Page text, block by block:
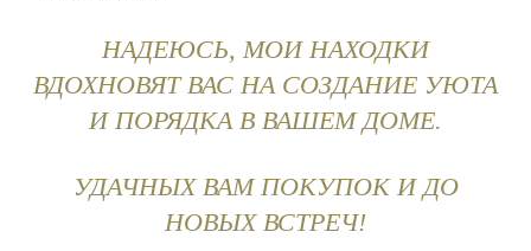
НАДЕЮСЬ, МОИ НАХОДКИ
ВДОХНОВЯТ ВАС НА СОЗДАНИЕ УЮТА
И ПОРЯДКА В ВАШЕМ ДОМЕ.
УДАЧНЫХ ВАМ ПОКУПОК И ДО
НОВЫХ ВСТРЕЧ!